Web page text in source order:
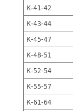
К-41-42
К-43-44
К-45-47
К-48-51
К-52-54
К-55-57
К-61-64